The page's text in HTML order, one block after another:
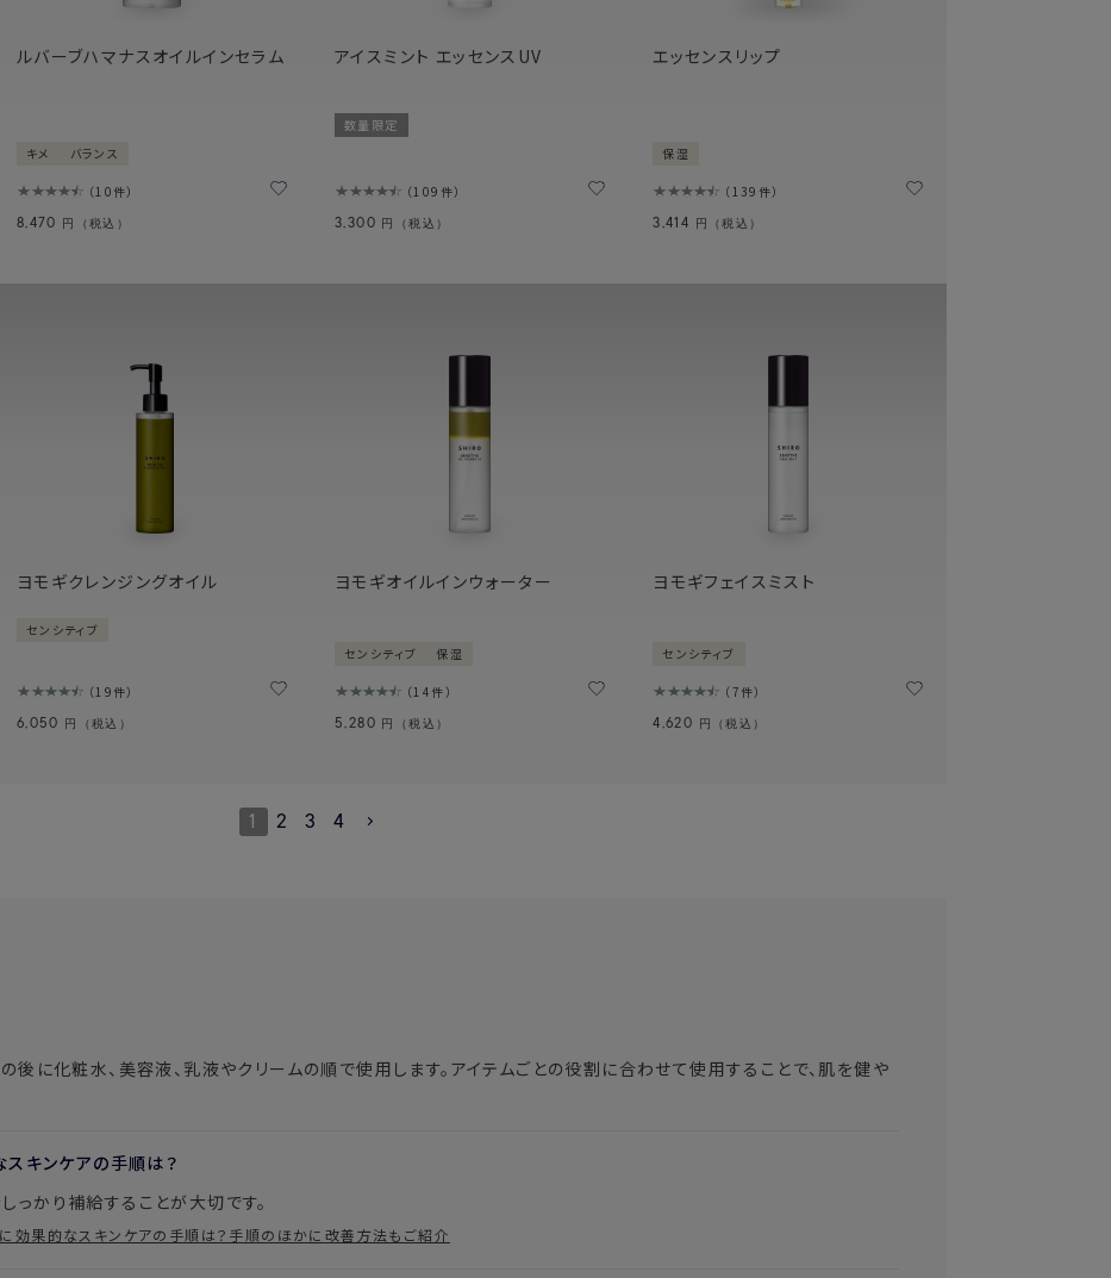
ルバーブハマナスオイルインセラム
キメ バランス
10件
8,470 円（税込）
アイスミント エッセンスUV
数量限定
109件
3,300 円（税込）
エッセンスリップ
保湿
139件
3,414 円（税込）
ヨモギクレンジングオイル
センシティブ
19件
6,050 円（税込）
ヨモギオイルインウォーター
センシティブ 保湿
14件
5,280 円（税込）
ヨモギフェイスミスト
センシティブ
7件
4,620 円（税込）
1 2 3 4
後に化粧水、美容液、乳液やクリームの順で使用します。アイテムごとの役割に合わせて使用することで、肌を健や
スキンケアの手順は？
に効果的なスキンケアの手順は？手順のほかに改善方法もご紹介